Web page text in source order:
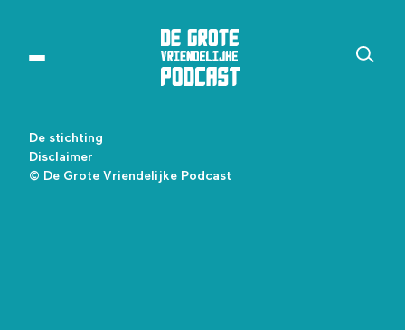
© De Grote Vriendelijke Podcast
De stichting
Disclaimer